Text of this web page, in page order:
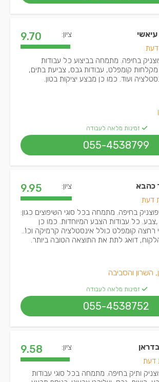
ציון: 9.70
בחיפה. מתמחה בביצוע כל עבודות
מקלחות קומפלט, עבודות גבס, צביעת בתים,
ועוד. כמו כן מבצע יציקות בטון.
זמינות מלאה לעבודה
055-4538799
כהבא ציון: 9.95
בחיפה. מתמחה בכל סוגי השיפוצים כגון:
כל עבודות הצבע המיוחדות. כמו כן
רחצה קומפלט כולל אינסטלציה קרמיקה וכו'..
דואג לתת את התוצאה הטובה ביותר.
השרון והסביבה
זמינות מלאה לעבודה
055-4538752
ציון: 9.58
ותיק בחיפה. מתמחה בכל סוגי עבודות